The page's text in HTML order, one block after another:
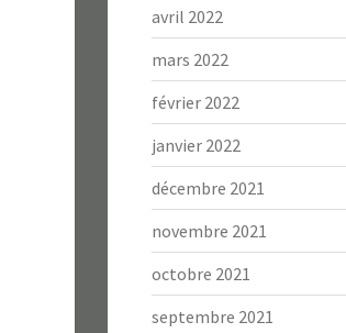
avril 2022
mars 2022
février 2022
janvier 2022
décembre 2021
novembre 2021
octobre 2021
septembre 2021